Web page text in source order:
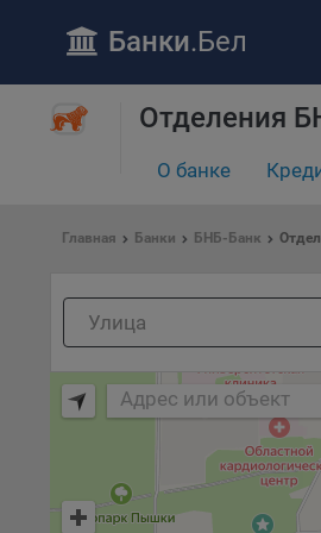
Банки.Бел
Отделения
О банке
Главная Банки БНБ-Банк